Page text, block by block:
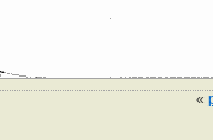
«